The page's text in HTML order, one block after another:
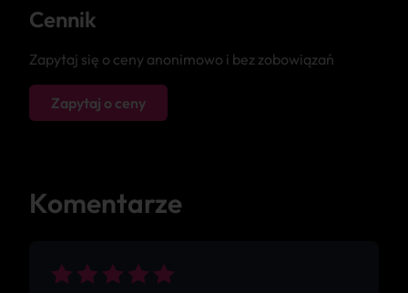
Cennik
Zapytaj się o ceny anonimowo i bez zobowiązań
Zapytaj o ceny
Komentarze